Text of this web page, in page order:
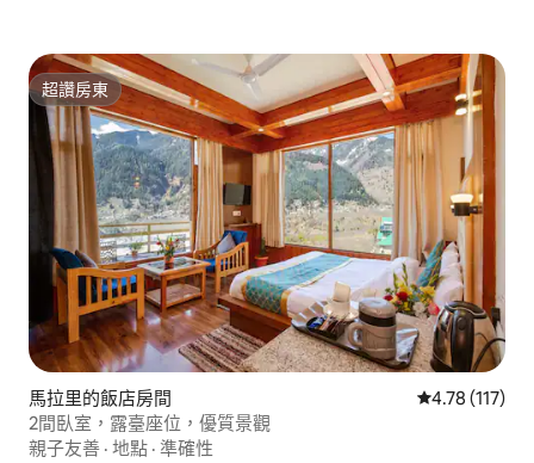
超讚房東
超讚房東
馬拉里的飯店房間 從 117 則評價
4.78 (117)
2間臥室，露臺座位，優質景觀
親子友善 · 地點 · 準確性